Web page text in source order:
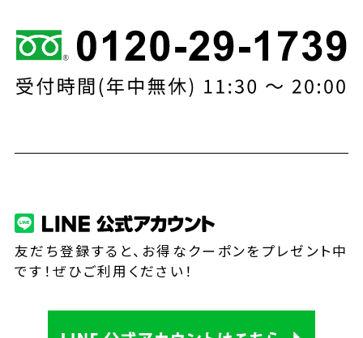
友だち登録すると、お得なクーポンをプレゼント中
です！ぜひご利用ください！